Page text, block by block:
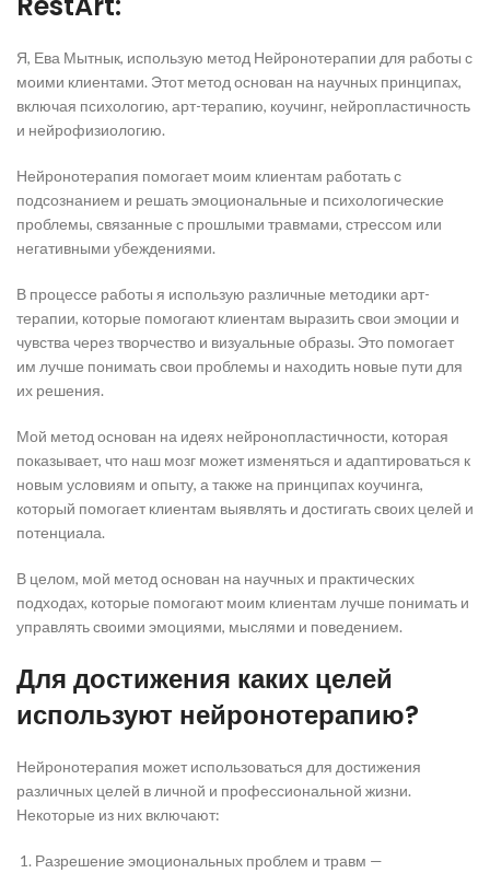
Я, Ева Мытнык, использую метод Нейронотерапии для работы с
моими клиентами. Этот метод основан на научных принципах,
включая психологию, арт-терапию, коучинг, нейропластичность
и нейрофизиологию.
Нейронотерапия помогает моим клиентам работать с
подсознанием и решать эмоциональные и психологические
проблемы, связанные с прошлыми травмами, стрессом или
негативными убеждениями.
В процессе работы я использую различные методики арт-
терапии, которые помогают клиентам выразить свои эмоции и
чувства через творчество и визуальные образы. Это помогает
им лучше понимать свои проблемы и находить новые пути для
их решения.
Мой метод основан на идеях нейронопластичности, которая
показывает, что наш мозг может изменяться и адаптироваться к
новым условиям и опыту, а также на принципах коучинга,
который помогает клиентам выявлять и достигать своих целей и
потенциала.
В целом, мой метод основан на научных и практических
подходах, которые помогают моим клиентам лучше понимать и
управлять своими эмоциями, мыслями и поведением.
Для достижения каких целей
используют нейронотерапию?
Нейронотерапия может использоваться для достижения
различных целей в личной и профессиональной жизни.
Некоторые из них включают:
Разрешение эмоциональных проблем и травм —